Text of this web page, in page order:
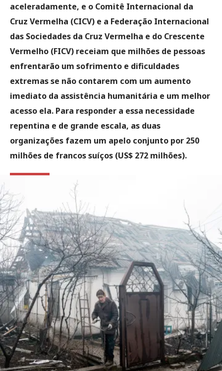
aceleradamente, e o Comitê Internacional da
Cruz Vermelha (CICV) e a Federação Internacional
das Sociedades da Cruz Vermelha e do Crescente
Vermelho (FICV) receiam que milhões de pessoas
enfrentarão um sofrimento e dificuldades
extremas se não contarem com um aumento
imediato da assistência humanitária e um melhor
acesso ela. Para responder a essa necessidade
repentina e de grande escala, as duas
organizações fazem um apelo conjunto por 250
milhões de francos suíços (US$ 272 milhões).